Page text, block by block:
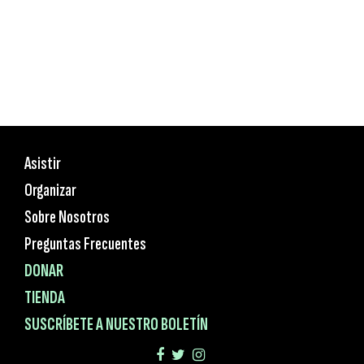
Asistir
Organizar
Sobre Nosotros
Preguntas Frecuentes
DONAR
TIENDA
SUSCRÍBETE A NUESTRO BOLETÍN